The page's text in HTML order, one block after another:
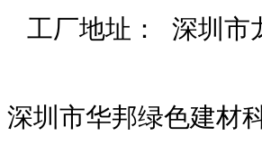
工厂地址： 深圳市
深圳市华邦绿色建材